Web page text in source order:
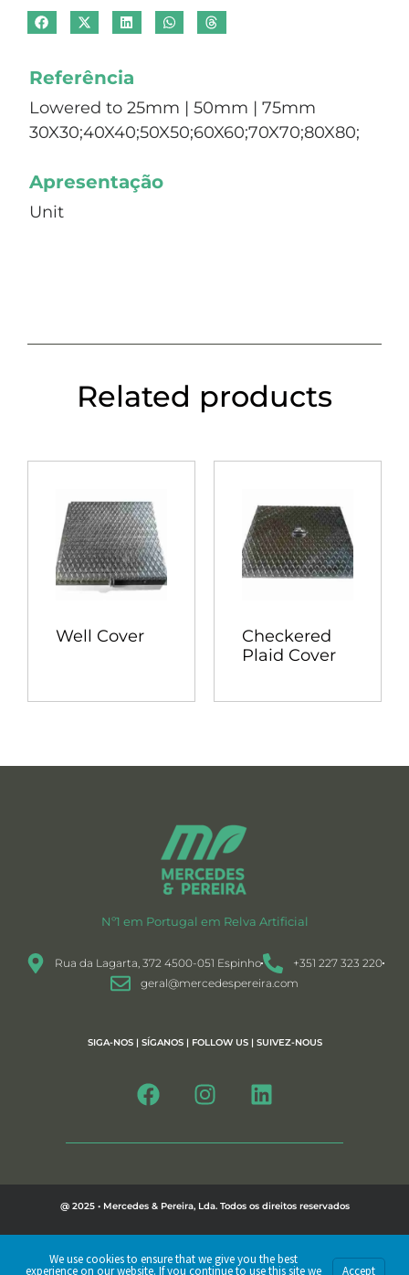
Referência
Lowered to 25mm | 50mm | 75mm
30X30;40X40;50X50;60X60;70X70;80X80;
Apresentação
Unit
Related products
Well Cover
Checkered
Plaid Cover
Nº1 em Portugal em Relva Artificial
Rua da Lagarta, 372 4500-051 Espinho
+351 227 323 220
geral@mercedespereira.com
SIGA-NOS | SÍGANOS | FOLLOW US | SUIVEZ-NOUS
@ 2025 • Mercedes & Pereira, Lda. Todos os direitos reservados
We use cookies to ensure that we give you the best
experience on our website. If you continue to use this site we Accept